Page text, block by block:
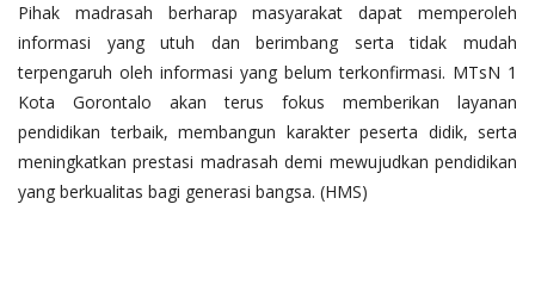
Pihak madrasah berharap masyarakat dapat memperoleh
informasi yang utuh dan berimbang serta tidak mudah
terpengaruh oleh informasi yang belum terkonfirmasi. MTsN 1
Kota Gorontalo akan terus fokus memberikan layanan
pendidikan terbaik, membangun karakter peserta didik, serta
meningkatkan prestasi madrasah demi mewujudkan pendidikan
yang berkualitas bagi generasi bangsa. (HMS)